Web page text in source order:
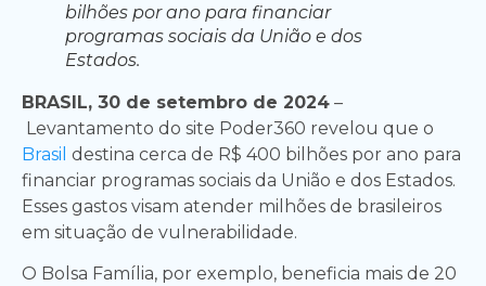
bilhões por ano para financiar
programas sociais da União e dos
Estados.
BRASIL, 30 de setembro de 2024 –
Levantamento do site Poder360 revelou que o
Brasil destina cerca de R$ 400 bilhões por ano para
financiar programas sociais da União e dos Estados.
Esses gastos visam atender milhões de brasileiros
em situação de vulnerabilidade.
O Bolsa Família, por exemplo, beneficia mais de 20